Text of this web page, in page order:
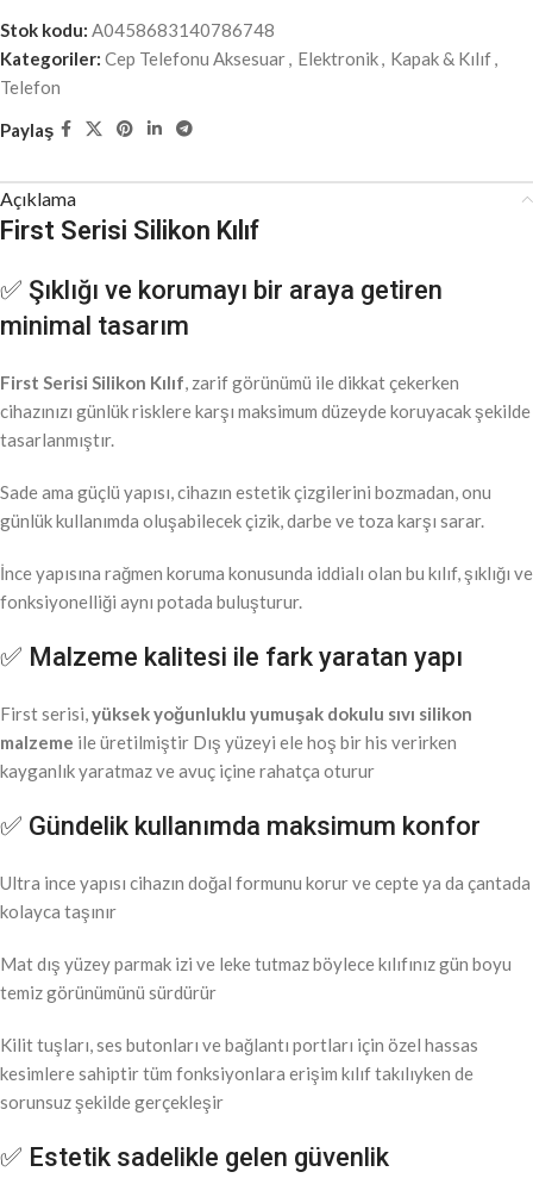
Stok kodu: A0458683140786748
Kategoriler: Cep Telefonu Aksesuar, Elektronik, Kapak & Kılıf,
Telefon
Paylaş
Açıklama
First Serisi Silikon Kılıf
✅ Şıklığı ve korumayı bir araya getiren
minimal tasarım
First Serisi Silikon Kılıf, zarif görünümü ile dikkat çekerken
cihazınızı günlük risklere karşı maksimum düzeyde koruyacak şekilde
tasarlanmıştır.
Sade ama güçlü yapısı, cihazın estetik çizgilerini bozmadan, onu
günlük kullanımda oluşabilecek çizik, darbe ve toza karşı sarar.
İnce yapısına rağmen koruma konusunda iddialı olan bu kılıf, şıklığı ve
fonksiyonelliği aynı potada buluşturur.
✅ Malzeme kalitesi ile fark yaratan yapı
First serisi,yüksek yoğunluklu yumuşak dokulu sıvı silikon
malzeme ile üretilmiştir Dış yüzeyi ele hoş bir his verirken
kayganlık yaratmaz ve avuç içine rahatça oturur
✅ Gündelik kullanımda maksimum konfor
Ultra ince yapısı cihazın doğal formunu korur ve cepte ya da çantada
kolayca taşınır
Mat dış yüzey parmak izi ve leke tutmaz böylece kılıfınız gün boyu
temiz görünümünü sürdürür
Kilit tuşları, ses butonları ve bağlantı portları için özel hassas
kesimlere sahiptir tüm fonksiyonlara erişim kılıf takılıyken de
sorunsuz şekilde gerçekleşir
✅ Estetik sadelikle gelen güvenlik